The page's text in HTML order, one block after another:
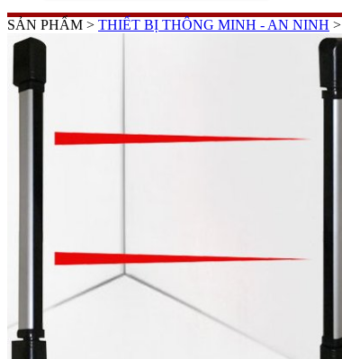
SẢN PHẨM > THIẾT BỊ THÔNG MINH - AN NINH >